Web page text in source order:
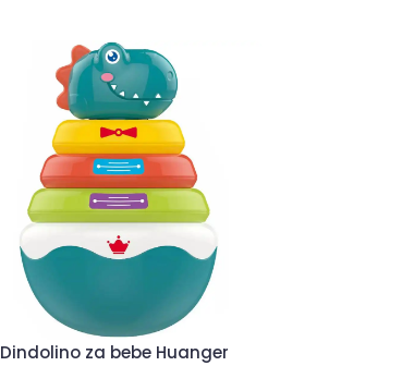
Dindolino za bebe Huanger